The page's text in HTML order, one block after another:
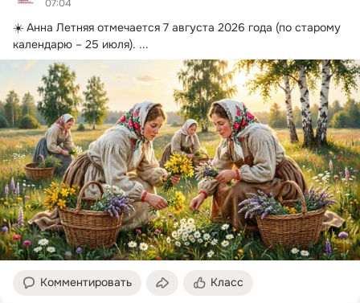
07:04
☀️ Анна Летняя отмечается 7 августа 2026 года (по старому
календарю – 25 июля). ...
Комментировать Класс